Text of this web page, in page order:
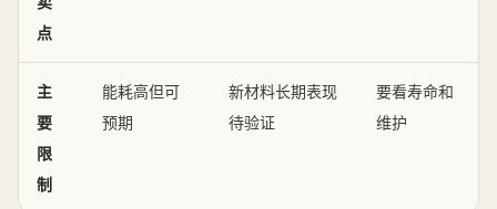
点
主
要
限
制
能耗高但可
预期
新材料长期表现
待验证
要看寿命和
维护